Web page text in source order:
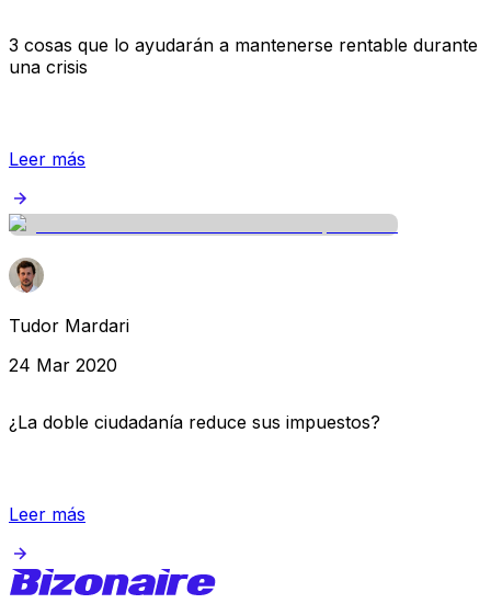
3 cosas que lo ayudarán a mantenerse rentable durante
una crisis
Leer más
Tudor Mardari
24 Mar 2020
¿La doble ciudadanía reduce sus impuestos?
Leer más